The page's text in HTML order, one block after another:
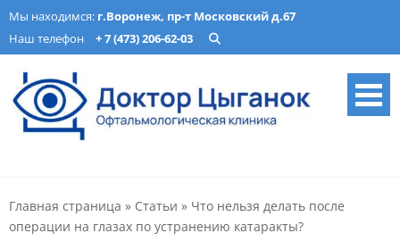
Skip
content
Мы находимся: г.Воронеж, пр-т Московский д.67
Наш телефон
+ 7 (473) 206-62-03
клиника «Доктор Цыганок» в
Воронеже – микрохирургия,
онлайн.
Главная страница » Статьи » Что нельзя делать после
операции на глазах по устранению катаракты?